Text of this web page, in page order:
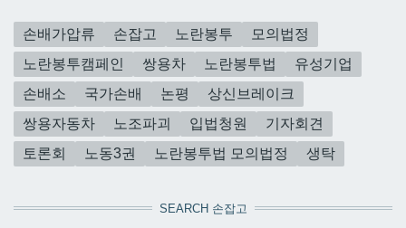
손배가압류 손잡고 노란봉투
모의법정
노란봉투캠페인
쌍용차 노란봉투법
유성기업
손배소
국가손배 논평
상신브레이크
쌍용자동차
노조파괴 입법청원
기자회견
토론회
노동3권 노란봉투법 모의법정 생탁
SEARCH 손잡고